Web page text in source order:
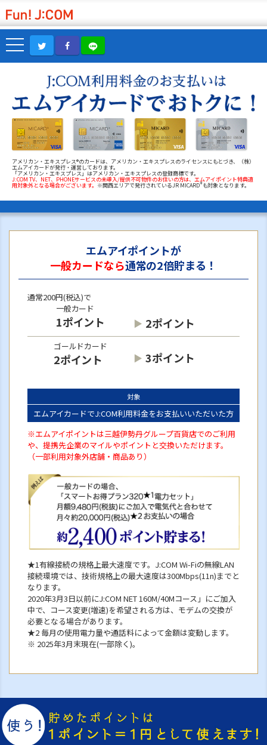
アメリカン・エキスプレス®のカードは、アメリカン・エキスプレスのライセンスにもとづき、（株）
エムアイカードが発行・運営しております。
「アメリカン・エキスプレス」はアメリカン・エキスプレスの登録商標です。
J:COM TV、NET、PHONEサービスの未導入/提供不可物件のお住いの方は、エムアイポイント特典適
用対象外となる場合がございます。 ※関西エリアで発行されているJR MICARD+も対象となります。
エムアイポイントが
一般カードなら通常の2倍貯まる！
通常200円(税込)で
一般カード
1ポイント
ゴールドカード
2ポイント
2ポイント
3ポイント
対象
エムアイカードでJ:COM利用料金をお支払いいただいた方
※エムアイポイントは三越伊勢丹グループ百貨店でのご利用
や、提携先企業のマイルやポイントと交換いただけます。
（一部利用対象外店舗・商品あり）
★1有線接続の規格上最大速度です。J:COM Wi-Fiの無線LAN
接続環境では、技術規格上の最大速度は300Mbps(11n)までと
なります。
2020年3月3日以前にJ:COM NET 160M/40Mコース」にご加入
中で、コース変更(増速)を希望される方は、モデムの交換が
必要となる場合があります。
★2 毎月の使用電力量や通話料によって金額は変動します。
※ 2025年3月末現在(一部除く)。